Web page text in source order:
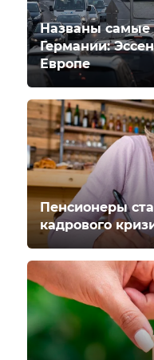
Названы
Германии:
Европе
Пенсионеры
кадрового